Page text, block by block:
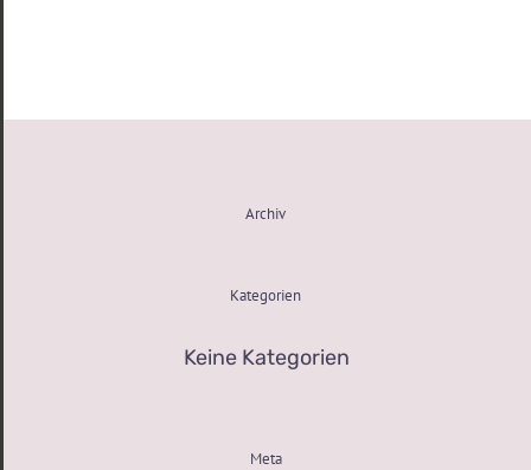
Archiv
Kategorien
Keine Kategorien
Meta